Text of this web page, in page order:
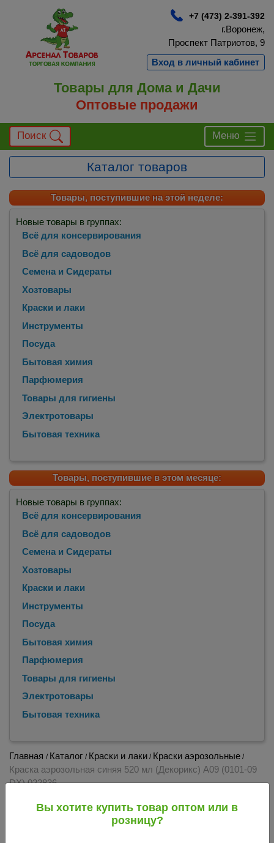
+7 (473) 2-391-392
г.Воронеж,
Проспект Патриотов, 9
Вход в личный кабинет
Товары для Дома и Дачи
Оптовые продажи
Поиск Меню
Каталог товаров
Товары, поступившие на этой неделе:
Новые товары в группах:
Всё для консервирования
Всё для садоводов
Семена и Сидераты
Хозтовары
Краски и лаки
Инструменты
Посуда
Бытовая химия
Парфюмерия
Товары для гигиены
Электротовары
Бытовая техника
Товары, поступившие в этом месяце:
Новые товары в группах:
Всё для консервирования
Всё для садоводов
Семена и Сидераты
Хозтовары
Краски и лаки
Инструменты
Посуда
Бытовая химия
Парфюмерия
Товары для гигиены
Электротовары
Бытовая техника
Главная / Каталог / Краски и лаки / Краски аэрозольные /
Краска аэрозольная синяя 520 мл (Декорикс) А09 (0101-09
DX) 022836
Краска аэрозольная синяя 520 мл
(Декорикс) А09 (0101-09 DX) 022836
Вы хотите купить товар оптом или в
розницу?